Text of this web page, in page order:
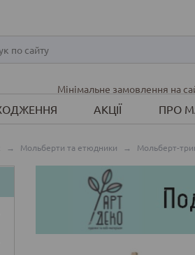
Мінімальне замовлення на
АКЦІЇ ПРО
→ Мольберти та етюдники → Мольберт-